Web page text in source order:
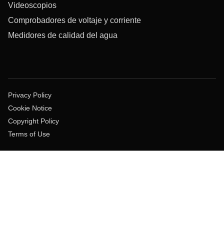
Videoscopios
Comprobadores de voltaje y corriente
Medidores de calidad del agua
Privacy Policy
Cookie Notice
Copyright Policy
Terms of Use